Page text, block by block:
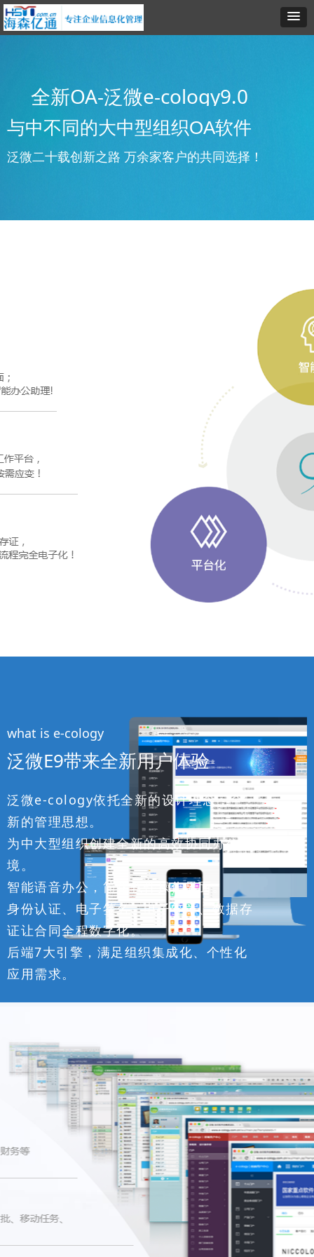
全新OA-泛微e-cology9.0
与中不同的大中型组织OA软件
泛微二十载创新之路 万余家客户的共同选择！
what is e-cology
泛微E9带来全新用户体验
泛微e-cology依托全新的设计理念，全
新的管理思想。
为中大型组织创建全新的高效协同办公环
境。
智能语音办公，简化软件操作界面。
身份认证、电子签名、电子签章、数据存
证让合同全程数字化。
后端7大引擎，满足组织集成化、个性化
应用需求。